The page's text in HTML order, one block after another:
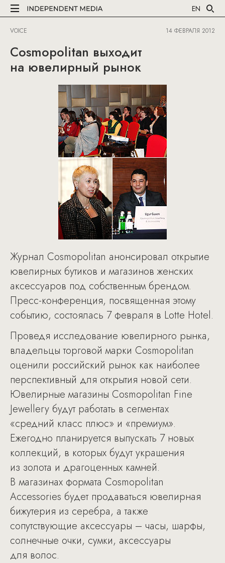
EN
VOICE 14 ФЕВРАЛЯ 2012
Cosmopolitan выходит
на ювелирный рынок
Журнал Cosmopolitan анонсировал открытие
ювелирных бутиков и магазинов женских
аксессуаров под собственным брендом.
Пресс-конференция, посвященная этому
событию, состоялась 7 февраля в Lotte Hotel.
Проведя исследование ювелирного рынка,
владельцы торговой марки Cosmopolitan
оценили российский рынок как наиболее
перспективный для открытия новой сети.
Ювелирные магазины Cosmopolitan Fine
Jewellery будут работать в сегментах
«средний класс плюс» и «премиум».
Ежегодно планируется выпускать 7 новых
коллекций, в которых будут украшения
из золота и драгоценных камней.
В магазинах формата Cosmopolitan
Accessories будет продаваться ювелирная
бижутерия из серебра, а также
сопутствующие аксессуары – часы, шарфы,
солнечные очки, сумки, аксессуары
для волос.